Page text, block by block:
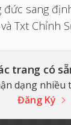
đức sang
Txt Chỉnh
trang có
dạng
Đăng Ký